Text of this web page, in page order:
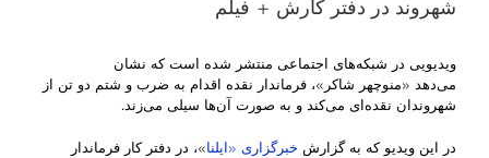
شهروند در دفتر کارش + فیلم
ویدیویی در شبکه‌های اجتماعی منتشر شده است که نشان
می‌دهد «منوچهر شاکر»، فرماندار نقده اقدام به ضرب و شتم دو تن از
شهروندان نقده‌ای می‌کند و به صورت آن‌ها سیلی می‌زند.
در این ویدیو که به گزارش خبرگزاری «ایلنا»، در دفتر کار فرماندار